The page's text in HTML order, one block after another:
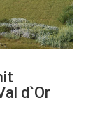
d`Or